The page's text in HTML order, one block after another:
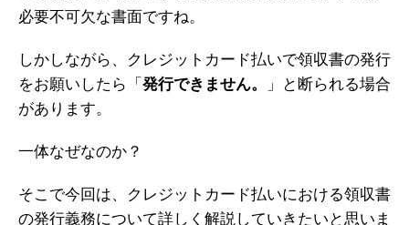
必要不可欠な書面ですね。
しかしながら、クレジットカード払いで領収書の発行
をお願いしたら「 発行できません。
」と断られる場合
があります。
一体なぜなのか？
そこで今回は、クレジットカード払いにおける領収書
の発行義務について詳しく解説していきたいと思いま